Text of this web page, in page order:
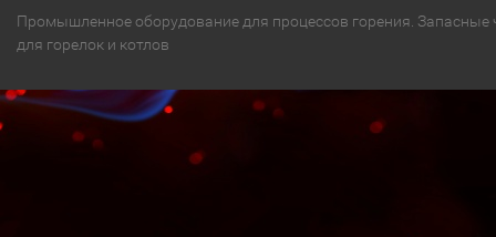
Промышленное оборудование для процессов горения. Запасные
для горелок и котлов